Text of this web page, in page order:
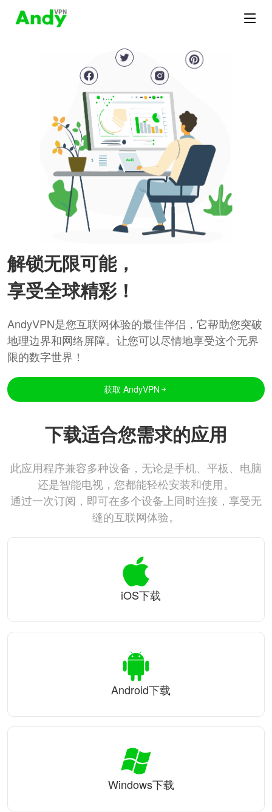
解锁无限可能，
享受全球精彩！
AndyVPN是您互联网体验的最佳伴侣，它帮助您突破
地理边界和网络屏障。让您可以尽情地享受这个无界
限的数字世界！
获取 AndyVPN
下载适合您需求的应用
此应用程序兼容多种设备，无论是手机、平板、电脑
还是智能电视，您都能轻松安装和使用。
通过一次订阅，即可在多个设备上同时连接，享受无
缝的互联网体验。
iOS下载
Android下载
Windows下载